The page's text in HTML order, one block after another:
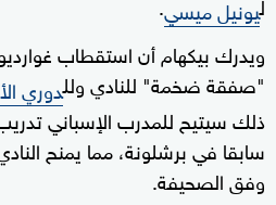
يونيل ميسي
ويدرك بيكهام أن استقطاب
"صفقة ضخمة" للنادي وللدوري
ذلك سيتيح للمدرب الإسباني
سابقا في برشلونة، مما يمنح
وفق الصحيفة.